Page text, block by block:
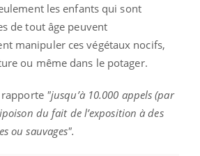
les enfants qui sont
de tout âge peuvent
manipuler ces végétaux nocifs,
ou même dans le potager.
rapporte "jusqu’à 10.000 appels (par
du fait de l’exposition à des
ou sauvages".